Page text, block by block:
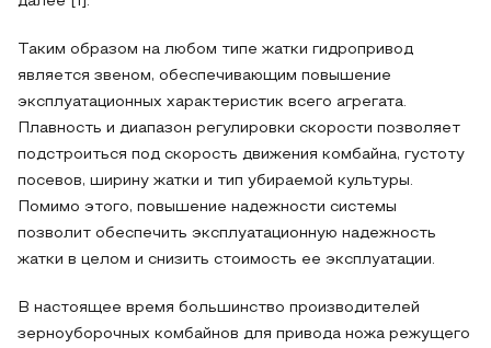
Таким образом на любом типе жатки гидропривод
является звеном, обеспечивающим повышение
эксплуатационных характеристик всего агрегата.
Плавность и диапазон регулировки скорости позволяет
подстроиться под скорость движения комбайна, густоту
посевов, ширину жатки и тип убираемой культуры.
Помимо этого, повышение надежности системы
позволит обеспечить эксплуатационную надежность
жатки в целом и снизить стоимость ее эксплуатации.
В настоящее время большинство производителей
зерноуборочных комбайнов для привода ножа режущего